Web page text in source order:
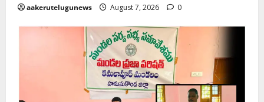
aakerutelugunews August 7, 2026 0